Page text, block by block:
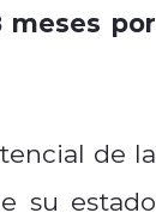
por
de la
su estado